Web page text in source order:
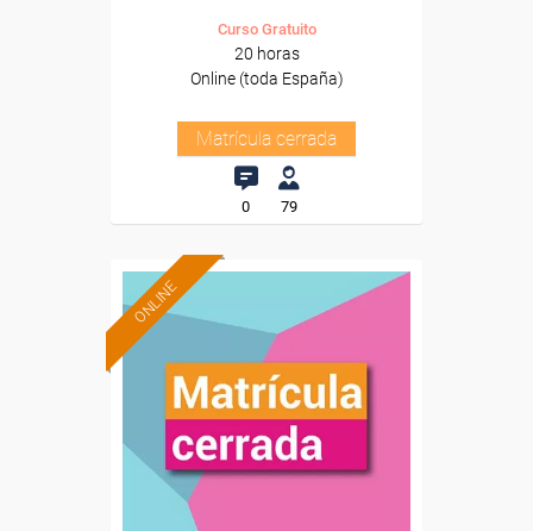
Curso Gratuito
20 horas
Online (toda España)
Matrícula cerrada
0 79
ONLINE